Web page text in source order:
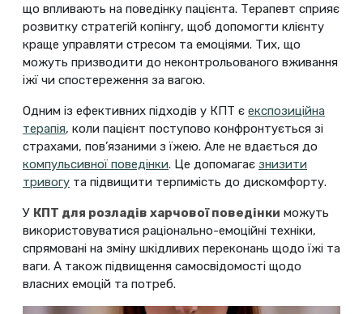
що впливають на поведінку пацієнта. Терапевт сприяє
розвитку стратегій копінгу, щоб допомогти клієнту
краще управляти стресом та емоціями. Тих, що
можуть призводити до неконтрольованого вживання
іжї чи спостереження за вагою.
Одним із ефективних підходів у КПТ є експозиційна
терапія, коли пацієнт поступово конфронтується зі
страхами, пов’язаними з їжею. Але не вдається до
компульсивної поведінки. Це допомагає знизити
тривогу та підвищити терпимість до дискомфорту.
У КПТ для розладів харчової поведінки можуть
використовуватися раціонально-емоційні техніки,
спрямовані на зміну шкідливих переконань щодо їжі та
ваги. А також підвищення самосвідомості щодо
власних емоцій та потреб.